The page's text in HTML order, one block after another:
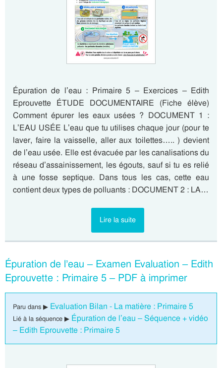
Épuration de l’eau : Primaire 5 – Exercices – Edith
Eprouvette ÉTUDE DOCUMENTAIRE (Fiche élève)
Comment épurer les eaux usées ? DOCUMENT 1 :
L’EAU USÉE L’eau que tu utilises chaque jour (pour te
laver, faire la vaisselle, aller aux toilettes….. ) devient
de l’eau usée. Elle est évacuée par les canalisations du
réseau d’assainissement, les égouts, sauf si tu es relié
à une fosse septique. Dans tous les cas, cette eau
contient deux types de polluants : DOCUMENT 2 : LA…
Lire la suite
Épuration de l’eau – Examen Evaluation – Edith
Eprouvette : Primaire 5 – PDF à imprimer
Paru dans ▶ Evaluation Bilan - La matière : Primaire 5
Lié à la séquence ▶ Épuration de l’eau – Séquence + vidéo
– Edith Eprouvette : Primaire 5